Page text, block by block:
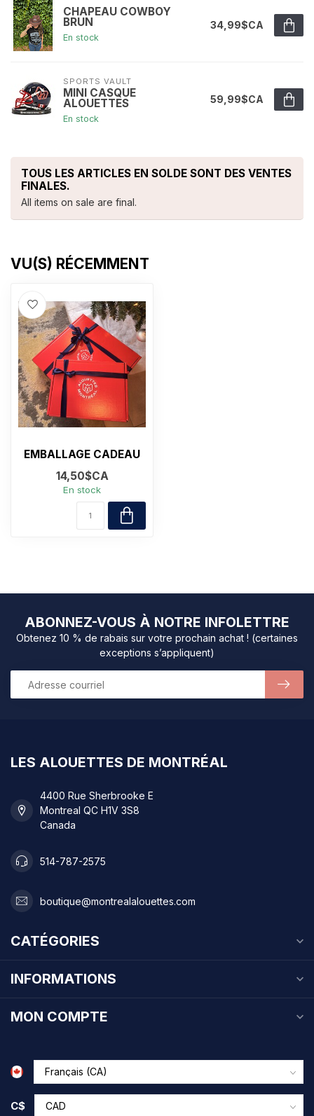
CHAPEAU COWBOY
BRUN
En stock
34,99$CA
SPORTS VAULT
MINI CASQUE
ALOUETTES
En stock
59,99$CA
TOUS LES ARTICLES EN SOLDE SONT DES VENTES
FINALES.
All items on sale are final.
VU(S) RÉCEMMENT
EMBALLAGE CADEAU
14,50$CA
En stock
ABONNEZ-VOUS À NOTRE INFOLETTRE
Obtenez 10 % de rabais sur votre prochain achat ! (certaines
exceptions s’appliquent)
LES ALOUETTES DE MONTRÉAL
4400 Rue Sherbrooke E
Montreal QC H1V 3S8
Canada
514-787-2575
boutique@montrealalouettes.com
CATÉGORIES
INFORMATIONS
MON COMPTE
C$